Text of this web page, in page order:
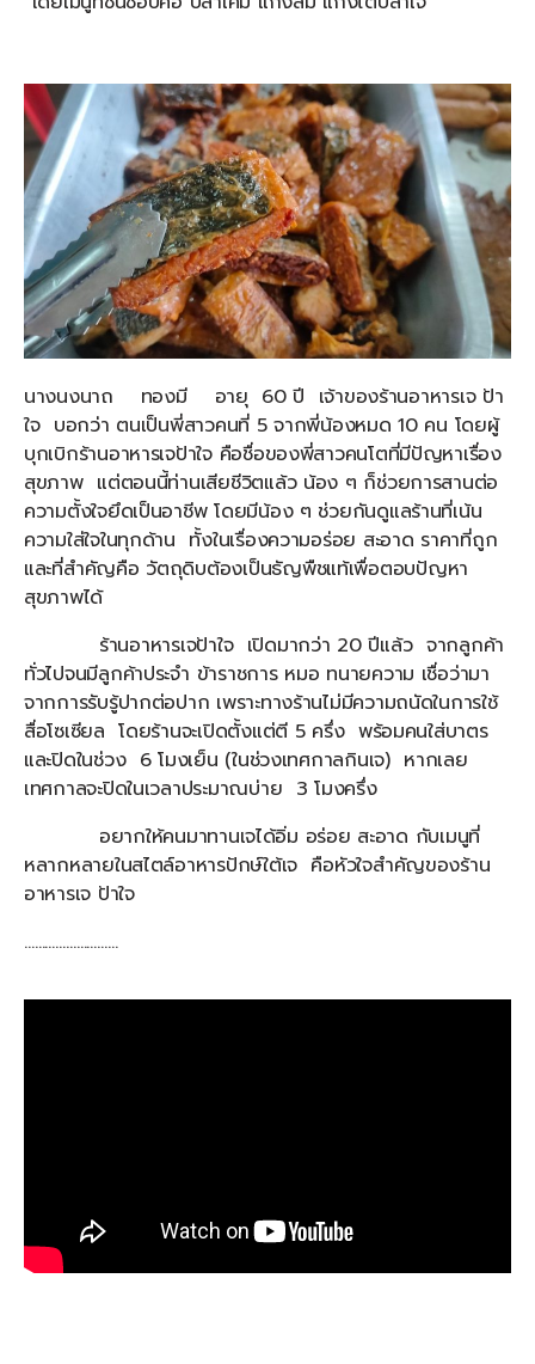
นางนงนาถ ทองมี อายุ 60 ปี เจ้าของร้านอาหารเจ ป้า
ใจ บอกว่า ตนเป็นพี่สาวคนที่ 5 จากพี่น้องหมด 10 คน โดยผู้
บุกเบิกร้านอาหารเจป้าใจ คือชื่อของพี่สาวคนโตที่มีปัญหาเรื่อง
สุขภาพ แต่ตอนนี้ท่านเสียชีวิตแล้ว น้อง ๆ ก็ช่วยการสานต่อ
ความตั้งใจยึดเป็นอาชีพ โดยมีน้อง ๆ ช่วยกันดูแลร้านที่เน้น
ความใส่ใจในทุกด้าน ทั้งในเรื่องความอร่อย สะอาด ราคาที่ถูก
และที่สำคัญคือ วัตถุดิบต้องเป็นธัญพืชแท้เพื่อตอบปัญหา
สุขภาพได้
ร้านอาหารเจป้าใจ เปิดมากว่า 20 ปีแล้ว จากลูกค้า
ทั่วไปจนมีลูกค้าประจำ ข้าราชการ หมอ ทนายความ เชื่อว่ามา
จากการรับรู้ปากต่อปาก เพราะทางร้านไม่มีความถนัดในการใช้
สื่อโซเซียล โดยร้านจะเปิดตั้งแต่ตี 5 ครึ่ง พร้อมคนใส่บาตร
และปิดในช่วง 6 โมงเย็น (ในช่วงเทศกาลกินเจ) หากเลย
เทศกาลจะปิดในเวลาประมาณบ่าย 3 โมงครึ่ง
อยากให้คนมาทานเจได้อิ่ม อร่อย สะอาด กับเมนูที่
หลากหลายในสไตล์อาหารปักษ์ใต้เจ คือหัวใจสำคัญของร้าน
อาหารเจ ป้าใจ
………………………